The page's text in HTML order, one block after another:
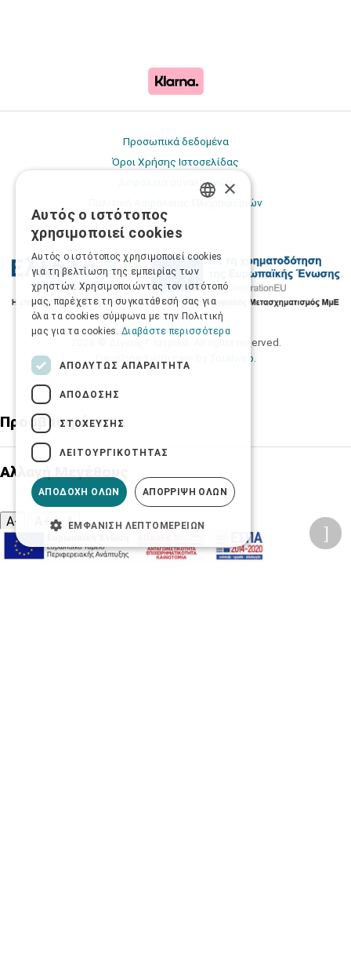
Προσωπικά δεδομένα
Όροι Χρήσης Ιστοσελίδας
Ασφάλεια συναλλαγών
Πολιτική Ασφάλειας Πληροφοριών
2026 © Δίγκας Γ. Ιατρικά. All rights reserved.
Totalweb
Προσβασιμότητα
Αλλαγή Μεγέθους
A-
A
Αλλαγή Γραμματοσειράς
×
Αυτός ο ιστότοπος
χρησιμοποιεί cookies
Αυτός ο ιστότοπος χρησιμοποιεί cookies
για τη βελτίωση της εμπειρίας των
χρηστών. Χρησιμοποιώντας τον ιστότοπό
μας, παρέχετε τη συγκατάθεσή σας για
όλα τα cookies σύμφωνα με την Πολιτική
μας για τα cookies. Διαβάστε περισσότερα
ΑΠΟΛΎΤΩΣ ΑΠΑΡΑΊΤΗΤΑ
ΑΠΌΔΟΣΗΣ
ΣΤΌΧΕΥΣΗΣ
ΛΕΙΤΟΥΡΓΙΚΌΤΗΤΑΣ
ΑΠΟΔΟΧΉ ΌΛΩΝ ΑΠΌΡΡΙΨΗ ΌΛΩΝ
ΕΜΦΆΝΙΣΗ ΛΕΠΤΟΜΕΡΕΙΏΝ